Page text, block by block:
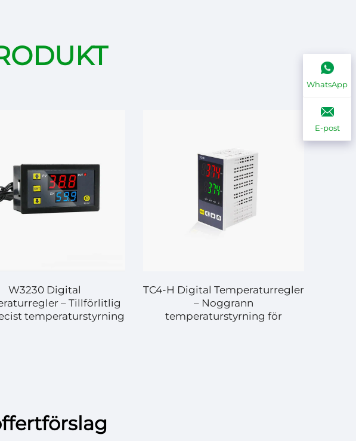
W3230 Digital
– Tillförlitlig
temperaturstyrning
TC4-H Digital Temperaturregler
– Noggrann
temperaturstyrning för
WhatsApp
E-post